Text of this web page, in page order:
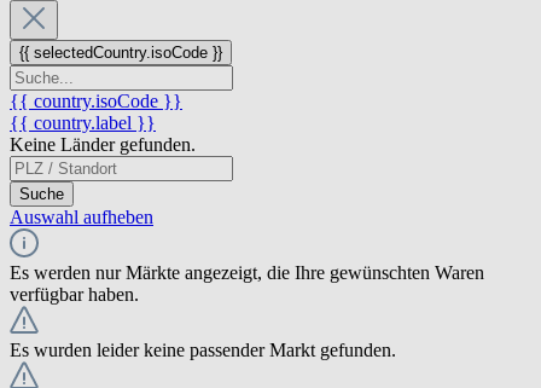
{{ selectedCountry.isoCode }}
{{ country.isoCode }}
{{ country.label }}
Keine Länder gefunden.
Suche
Auswahl aufheben
Es werden nur Märkte angezeigt, die Ihre gewünschten Waren
verfügbar haben.
Es wurden leider keine passender Markt gefunden.